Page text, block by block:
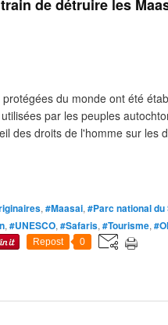
de détruire les
du monde ont été
par les peuples
des droits de l'homme sur les
, #Maasai, #Parc national
, #UNESCO, #Safaris, #Tourisme,
Repost 0